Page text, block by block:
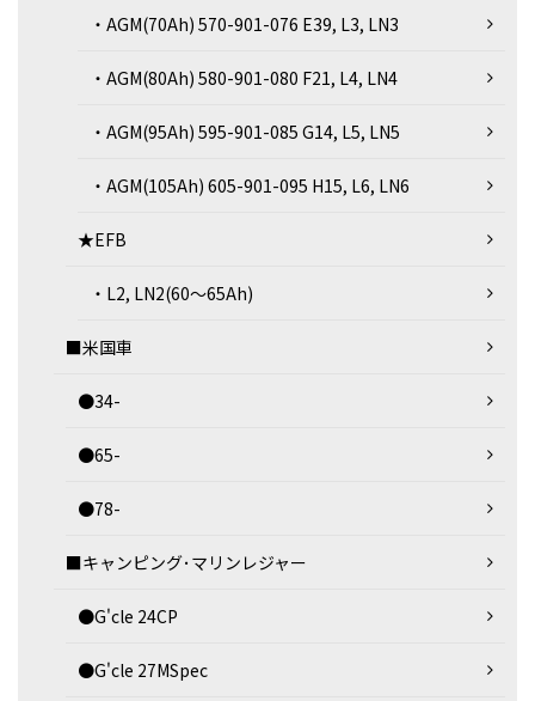
・AGM(70Ah) 570-901-076 E39, L3, LN3
・AGM(80Ah) 580-901-080 F21, L4, LN4
・AGM(95Ah) 595-901-085 G14, L5, LN5
・AGM(105Ah) 605-901-095 H15, L6, LN6
★EFB
・L2, LN2(60～65Ah)
■米国車
●34-
●65-
●78-
■キャンピング･マリンレジャー
●G'cle 24CP
●G'cle 27MSpec